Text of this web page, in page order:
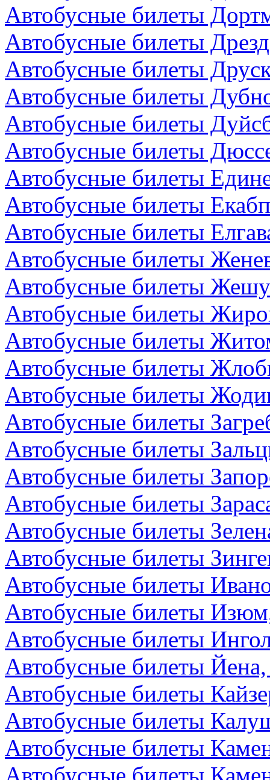
Автобусные билеты
Автобусные билеты
Автобусные билеты
Автобусные билеты
Автобусные билеты
Автобусные билеты
Автобусные билеты
Автобусные билеты
Автобусные билеты
Автобусные билеты
Автобусные билеты
Автобусные билеты
Автобусные билеты
Автобусные билеты
Автобусные билеты
Автобусные билеты
Автобусные билеты
Автобусные билеты
Автобусные билеты
Автобусные билеты
Автобусные билеты
Автобусные билеты
Автобусные билеты
Автобусные билеты
Автобусные билеты
Автобусные билеты
Автобусные билеты
Автобусные билеты
Автобусные билеты